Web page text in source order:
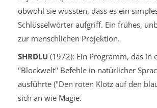
obwohl sie wussten, dass es ein
Schlüsselwörter aufgriff. Ein frühes,
zur menschlichen Projektion.
SHRDLU (1972): Ein Programm, das in
"Blockwelt" Befehle in natürlicher
ausführte ("Den roten Klotz auf den
sich an wie Magie.